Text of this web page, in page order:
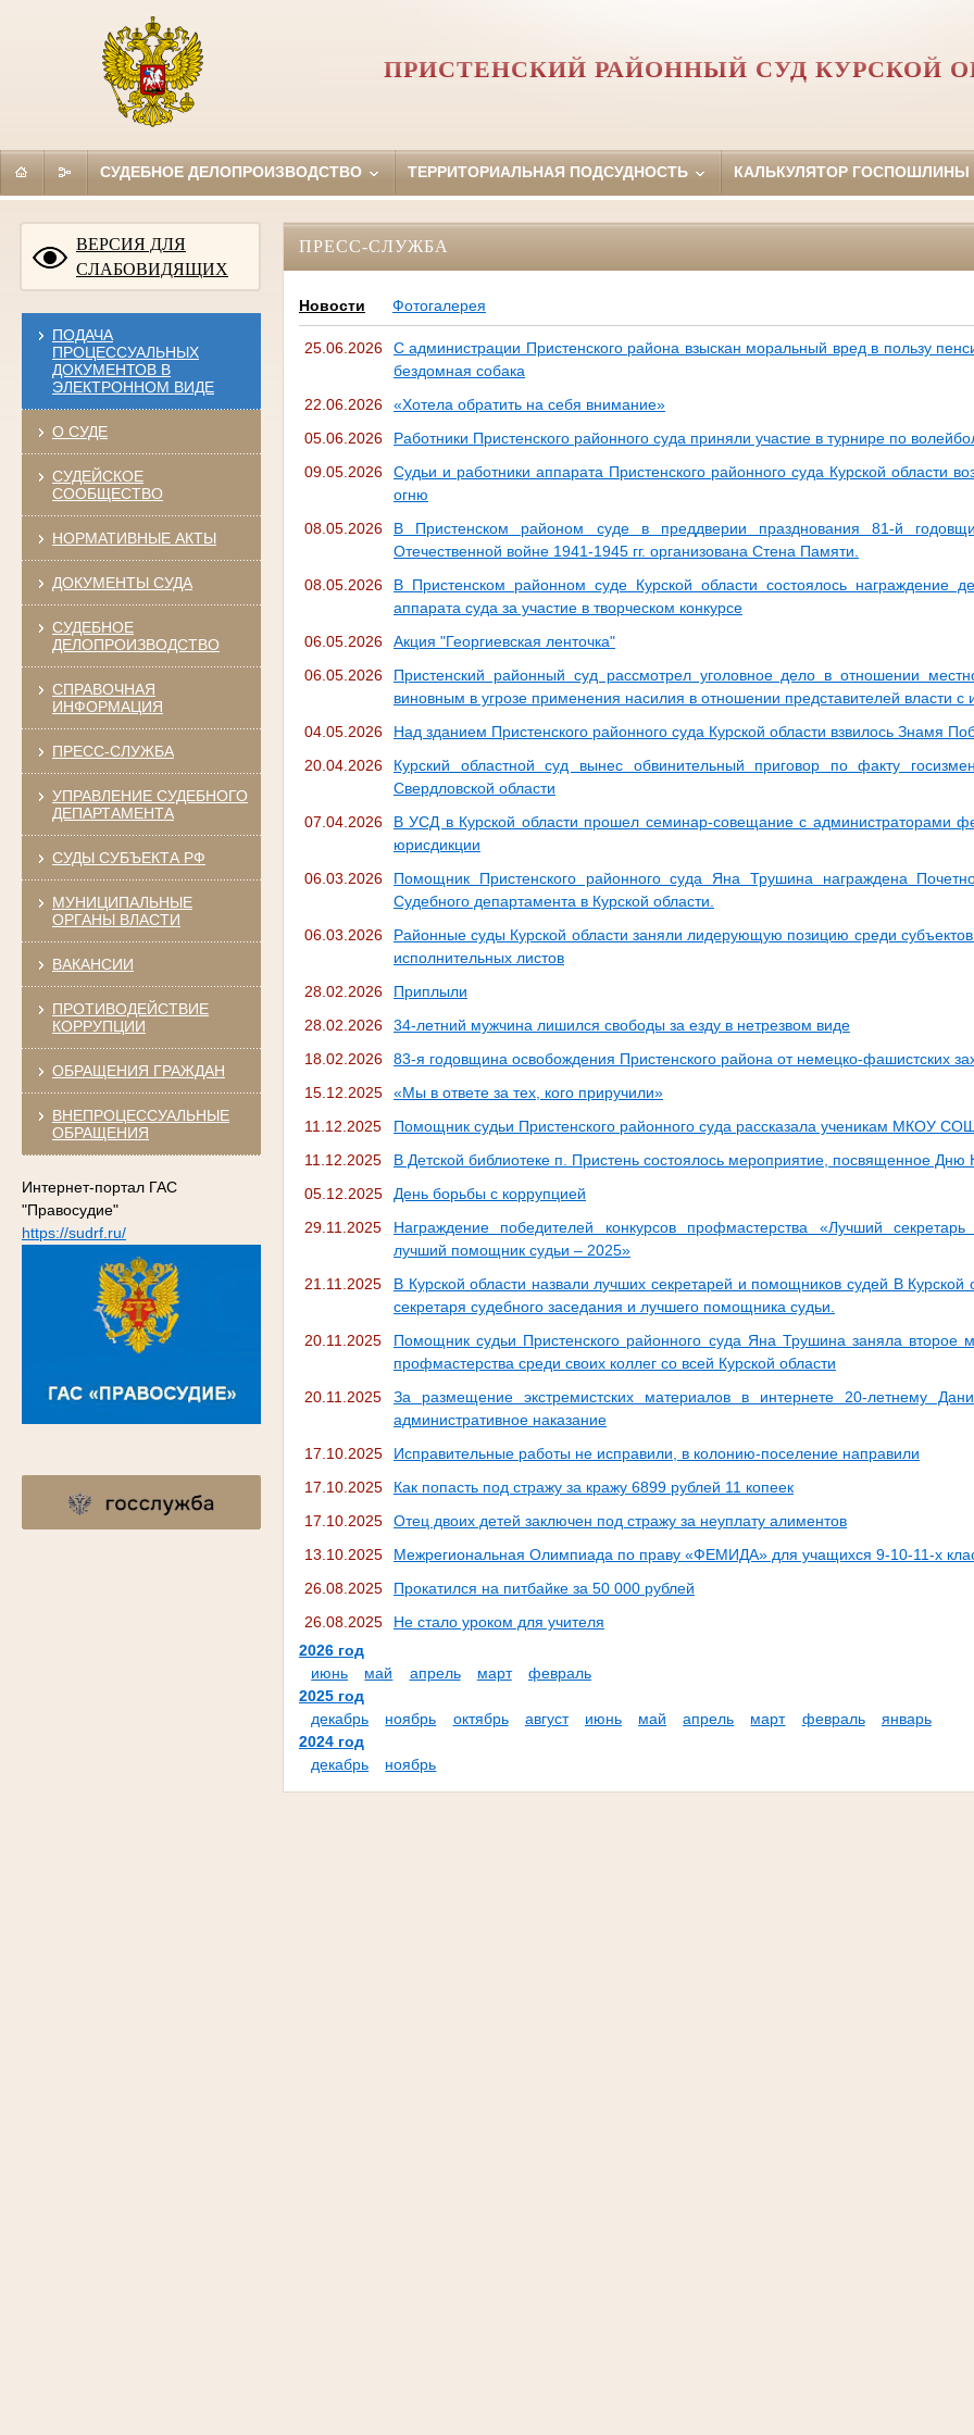
ПРИСТЕНСКИЙ РАЙОННЫЙ СУД КУРСКОЙ
СУДЕБНОЕ ДЕЛОПРОИЗВОДСТВО ТЕРРИТОРИАЛЬНАЯ ПОДСУДНОСТЬ КАЛЬКУЛЯТОР ГОСПОШЛИНЫ
ВЕРСИЯ ДЛЯ
СЛАБОВИДЯЩИХ
ПОДАЧА
ПРОЦЕССУАЛЬНЫХ
ДОКУМЕНТОВ В
ЭЛЕКТРОННОМ ВИДЕ
О СУДЕ
СУДЕЙСКОЕ
СООБЩЕСТВО
НОРМАТИВНЫЕ АКТЫ
ДОКУМЕНТЫ СУДА
СУДЕБНОЕ
ДЕЛОПРОИЗВОДСТВО
СПРАВОЧНАЯ
ИНФОРМАЦИЯ
ПРЕСС-СЛУЖБА
УПРАВЛЕНИЕ СУДЕБНОГО
ДЕПАРТАМЕНТА
СУДЫ СУБЪЕКТА РФ
МУНИЦИПАЛЬНЫЕ
ОРГАНЫ ВЛАСТИ
ВАКАНСИИ
ПРОТИВОДЕЙСТВИЕ
КОРРУПЦИИ
ОБРАЩЕНИЯ ГРАЖДАН
ВНЕПРОЦЕССУАЛЬНЫЕ
ОБРАЩЕНИЯ
Интернет-портал ГАС
"Правосудие"
https://sudrf.ru/
ПРЕСС-СЛУЖБА
Новости Фотогалерея
25.06.2026
С администрации Пристенского района взыскан моральный вред в пользу
бездомная собака
22.06.2026
«Хотела обратить на себя внимание»
05.06.2026
Работники Пристенского районного суда приняли участие в турнире по
09.05.2026
Судьи и работники аппарата Пристенского районного суда Курской области
огню
08.05.2026
В Пристенском районом суде в преддверии празднования 81-й
Отечественной войне 1941-1945 гг. организована Стена Памяти.
08.05.2026
В Пристенском районном суде Курской области состоялось награждение
аппарата суда за участие в творческом конкурсе
06.05.2026
Акция "Георгиевская ленточка"
06.05.2026
Пристенский районный суд рассмотрел уголовное дело в отношении
виновным в угрозе применения насилия в отношении представителей власти с
04.05.2026
Над зданием Пристенского районного суда Курской области взвилось Знамя
20.04.2026
Курский областной суд вынес обвинительный приговор по факту
Свердловской области
07.04.2026
В УСД в Курской области прошел семинар-совещание с администраторами
юрисдикции
06.03.2026
Помощник Пристенского районного суда Яна Трушина награждена
Судебного департамента в Курской области.
06.03.2026
Районные суды Курской области заняли лидерующую позицию среди
исполнительных листов
28.02.2026
Приплыли
28.02.2026
34-летний мужчина лишился свободы за езду в нетрезвом виде
18.02.2026
83-я годовщина освобождения Пристенского района от немецко-фашистских
15.12.2025
«Мы в ответе за тех, кого приручили»
11.12.2025
Помощник судьи Пристенского районного суда рассказала ученикам МКОУ
11.12.2025
В Детской библиотеке п. Пристень состоялось мероприятие, посвященное Дню
05.12.2025
День борьбы с коррупцией
29.11.2025
Награждение победителей конкурсов профмастерства «Лучший
лучший помощник судьи – 2025»
21.11.2025
В Курской области назвали лучших секретарей и помощников судей В Курской
секретаря судебного заседания и лучшего помощника судьи.
20.11.2025
Помощник судьи Пристенского районного суда Яна Трушина заняла второе
профмастерства среди своих коллег со всей Курской области
20.11.2025
За размещение экстремистских материалов в интернете 20-летнему
административное наказание
17.10.2025
Исправительные работы не исправили, в колонию-поселение направили
17.10.2025
Как попасть под стражу за кражу 6899 рублей 11 копеек
17.10.2025
Отец двоих детей заключен под стражу за неуплату алиментов
13.10.2025
Межрегиональная Олимпиада по праву «ФЕМИДА» для учащихся 9-10-11-х
26.08.2025
Прокатился на питбайке за 50 000 рублей
26.08.2025
Не стало уроком для учителя
2026 год
июнь
май апрель март
февраль
2025 год
декабрь
ноябрь октябрь август июнь май апрель март февраль
январь
2024 год
декабрь
ноябрь